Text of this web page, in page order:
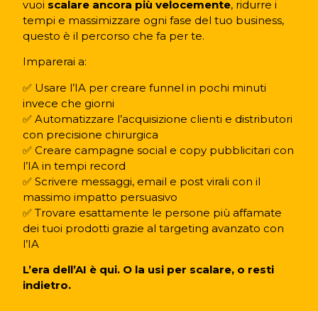
vuoi scalare ancora più velocemente, ridurre i
tempi e massimizzare ogni fase del tuo business,
questo è il percorso che fa per te.
Imparerai a:
✅ Usare l’IA per creare funnel in pochi minuti
invece che giorni
✅ Automatizzare l’acquisizione clienti e distributori
con precisione chirurgica
✅ Creare campagne social e copy pubblicitari con
l’IA in tempi record
✅ Scrivere messaggi, email e post virali con il
massimo impatto persuasivo
✅ Trovare esattamente le persone più affamate
dei tuoi prodotti grazie al targeting avanzato con
l’IA
L’era dell’AI è qui. O la usi per scalare, o resti
indietro.